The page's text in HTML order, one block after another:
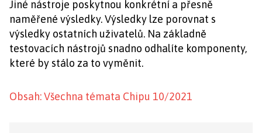
Jiné nástroje poskytnou konkrétní a přesně
naměřené výsledky. Výsledky lze porovnat s
výsledky ostatních uživatelů. Na základně
testovacích nástrojů snadno odhalíte komponenty,
které by stálo za to vyměnit.
Obsah: Všechna témata Chipu 10/2021